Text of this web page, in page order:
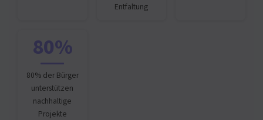
Entfaltung
80%
80% der Bürger
unterstützen
nachhaltige
Projekte